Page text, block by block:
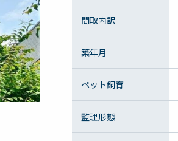
間取内訳
築年月
ペット飼育
監理形態